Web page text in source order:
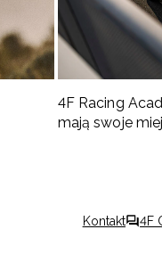
4F Racing
mają swoje
Kontakt 4F